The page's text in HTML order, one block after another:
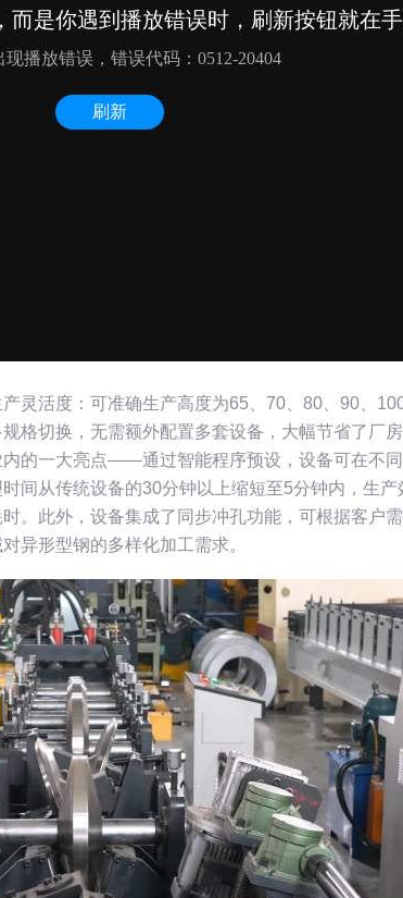
灵活度：可准确生产高度为65、70、80、90、
格切换，无需额外配置多套设备，大幅节省了厂
的一大亮点——通过智能程序预设，设备可在不
间从传统设备的30分钟以上缩短至5分钟内，生产
。此外，设备集成了同步冲孔功能，可根据客户
异形型钢的多样化加工需求。